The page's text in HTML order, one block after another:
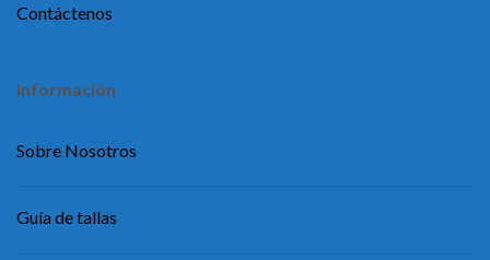
Contáctenos
Información
Sobre Nosotros
Guía de tallas